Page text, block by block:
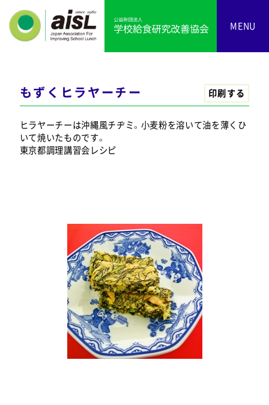
MENU
もずくヒラヤーチー 印刷する
ヒラヤーチーは沖縄風チヂミ。小麦粉を溶いて油を薄くひ
いて焼いたものです。
東京都調理講習会レシピ